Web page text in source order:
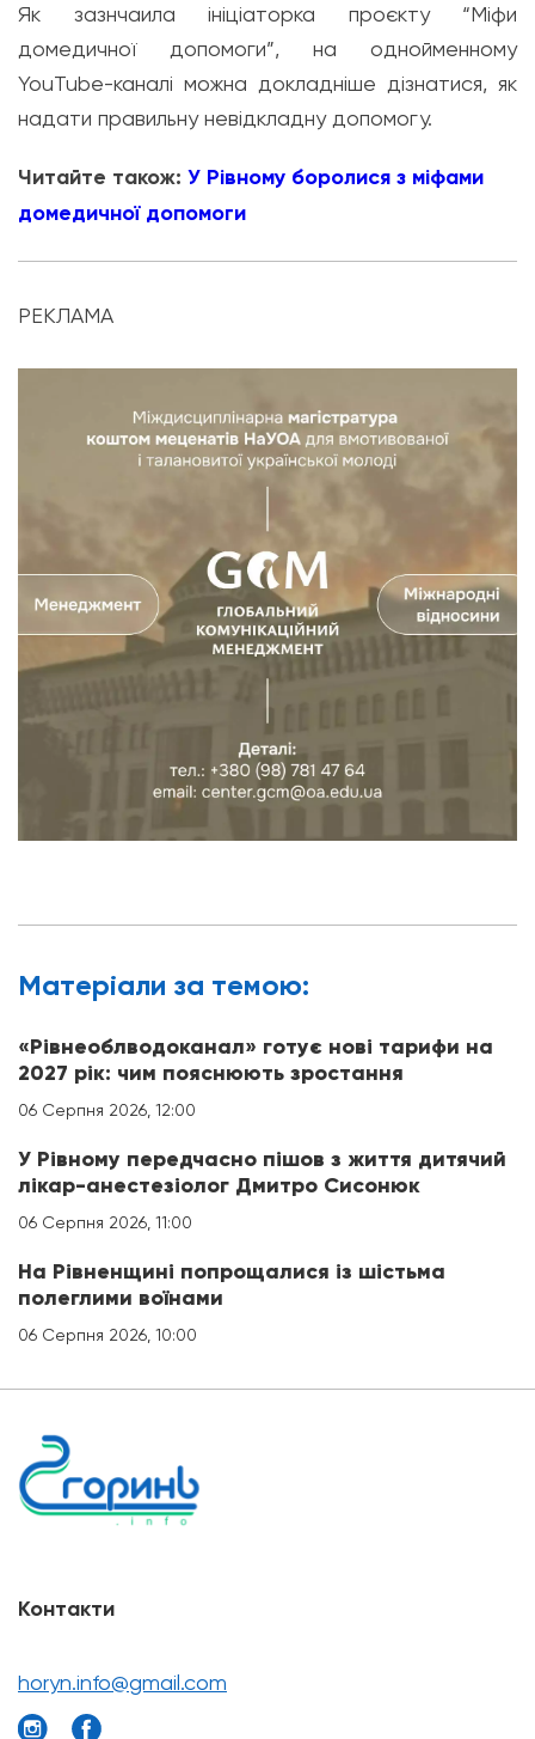
Як зазнчаила ініціаторка проєкту “Міфи
домедичної допомоги”, на однойменному
YouTube-каналі можна докладніше дізнатися, як
надати правильну невідкладну допомогу.
Читайте також: У Рівному боролися з міфами
домедичної допомоги
РЕКЛАМА
Матерiали за темою:
«Рівнеоблводоканал» готує нові тарифи на
2027 рік: чим пояснюють зростання
06 Серпня 2026, 12:00
У Рівному передчасно пішов з життя дитячий
лікар-анестезіолог Дмитро Сисонюк
06 Серпня 2026, 11:00
На Рівненщині попрощалися із шістьма
полеглими воїнами
06 Серпня 2026, 10:00
Контакти
horyn.info@gmail.com